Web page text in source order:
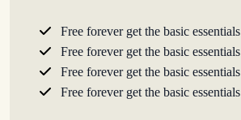
Free forever get the basic essentials
Free forever get the basic essentials
Free forever get the basic essentials
Free forever get the basic essentials